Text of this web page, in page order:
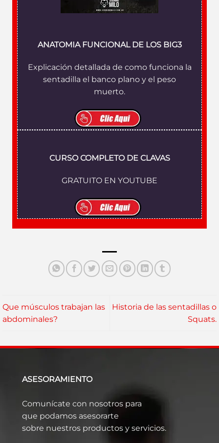
ANATOMIA FUNCIONAL DE LOS BIG3
Explicación detallada de como funciona la
sentadilla el banco plano y el peso
muerto.
CURSO COMPLETO DE CLAVAS
GRATUITO EN YOUTUBE
Que músculos trabajan las
abdominales?
Historia de las sentadillas o
Squats.
ASESORAMIENTO
Comunícate con nosotros para
que podamos asesorarte
sobre nuestros productos y servicios.